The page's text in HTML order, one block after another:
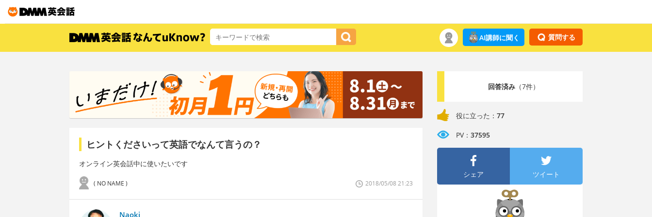
質問する
AI講師に聞く
ヒントくださいって英語でなんて言うの？
オンライン英会話中に使いたいです
( NO NAME ) 2018/05/08 21:23
Naoki
回答済み（7件）
役に立った： 77
PV： 37595
シェア ツイート